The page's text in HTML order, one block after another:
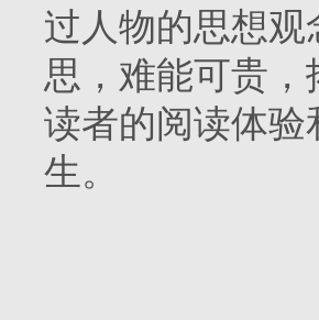
过人物的思想
思，难能可贵
读者的阅读体验
生。